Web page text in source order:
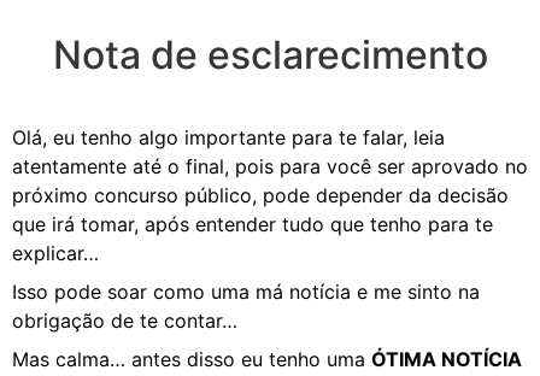
Nota de esclarecimento
Olá, eu tenho algo importante para te falar, leia
atentamente até o final, pois para você ser aprovado no
próximo concurso público, pode depender da decisão
que irá tomar, após entender tudo que tenho para te
explicar…
Isso pode soar como uma má notícia e me sinto na
obrigação de te contar…
Mas calma… antes disso eu tenho uma ÓTIMA NOTÍCIA